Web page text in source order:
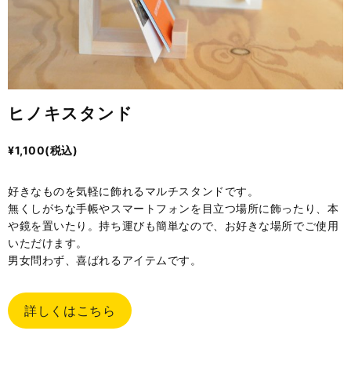
ヒノキスタンド
¥1,100(税込)
好きなものを気軽に飾れるマルチスタンドです。
無くしがちな手帳やスマートフォンを目立つ場所に飾ったり、本
や鏡を置いたり。持ち運びも簡単なので、お好きな場所でご使用
いただけます。
男女問わず、喜ばれるアイテムです。
詳しくはこちら